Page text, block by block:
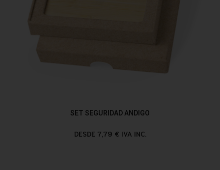
SET SEGURIDAD ANDIGO
DESDE 7,79 € IVA INC.